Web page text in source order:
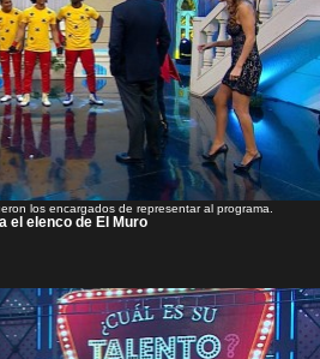
los encargados de representar al programa.
el elenco de El Muro